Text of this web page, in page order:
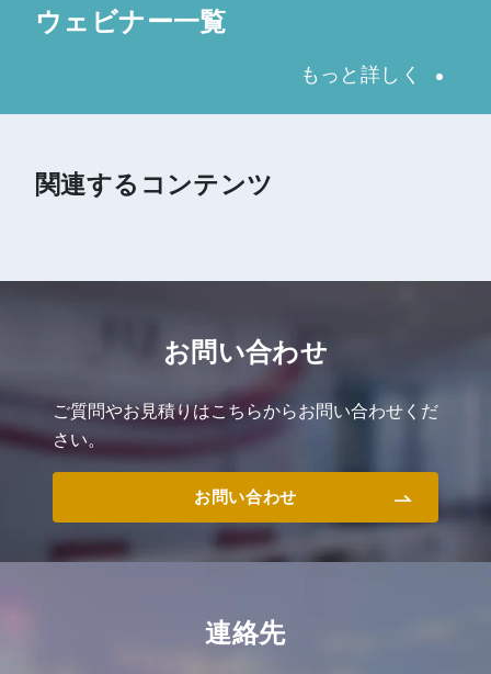
ウェビナー一覧
もっと詳しく
関連するコンテンツ
お問い合わせ
ご質問やお見積りはこちらからお問い合わせくだ
さい。
お問い合わせ
連絡先